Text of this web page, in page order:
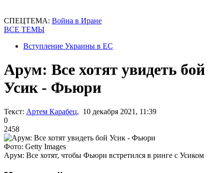
СПЕЦТЕМА: Война в Иране
ВСЕ ТЕМЫ
Вступление Украины в ЕС
Арум: Все хотят увидеть бой
Усик - Фьюри
Текст: Артем Карабец, 10 декабря 2021, 11:39
0
2458
Фото: Getty Images
Арум: Все хотят, чтобы Фьюри встретился в ринге с Усиком